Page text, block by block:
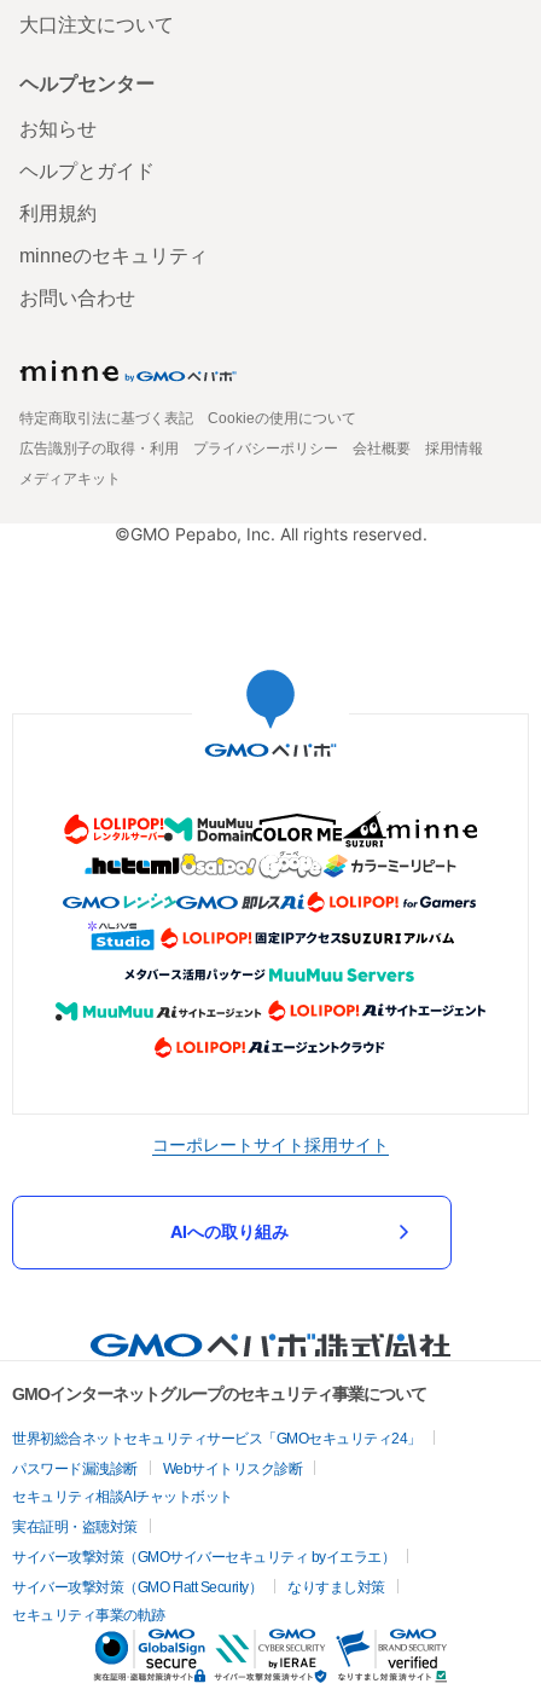
大口注文について
ヘルプセンター
お知らせ
ヘルプとガイド
利用規約
minneのセキュリティ
お問い合わせ
特定商取引法に基づく表記
Cookieの使用について
広告識別子の取得・利用
プライバシーポリシー 会社概要
採用情報
メディアキット
©GMO Pepabo, Inc. All rights reserved.
コーポレートサイト採用サイト
AIへの取り組み
GMOインターネットグループのセキュリティ事業について
世界初総合ネットセキュリティサービス「GMOセキュリティ24」
パスワード漏洩診断
Webサイトリスク診断
セキュリティ相談AIチャットボット
実在証明・盗聴対策
サイバー攻撃対策（GMOサイバーセキュリティ byイエラエ）
サイバー攻撃対策（GMO Flatt Security）
なりすまし対策
セキュリティ事業の軌跡